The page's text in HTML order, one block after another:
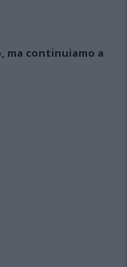
ma continuiamo a